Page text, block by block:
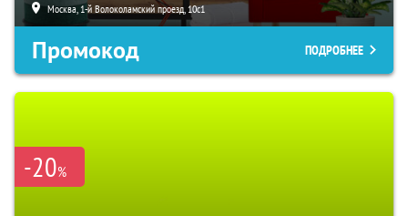
Москва, 1-й Волоколамский проезд, 10с1
Промокод ПОДРОБНЕЕ
-20%